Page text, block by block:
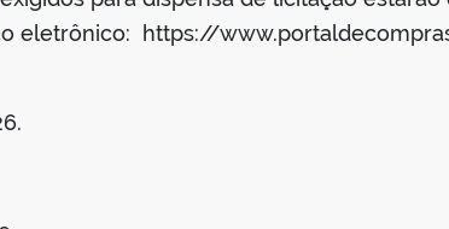
eletrônico: https://